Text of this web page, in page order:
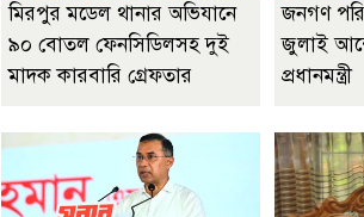
মিরপুর মডেল থানার অভিযানে
৯০ বোতল ফেনসিডিলসহ দুই
মাদক কারবারি গ্রেফতার
জনগণ
জুলাই
প্রধানমন্ত্রী